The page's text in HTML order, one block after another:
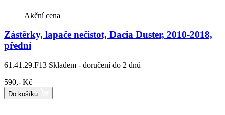
Akční cena
Zástěrky, lapače nečistot, Dacia Duster, 2010-2018,
přední
61.41.29.F13 Skladem - doručení do 2 dnů
590,- Kč
Do košíku